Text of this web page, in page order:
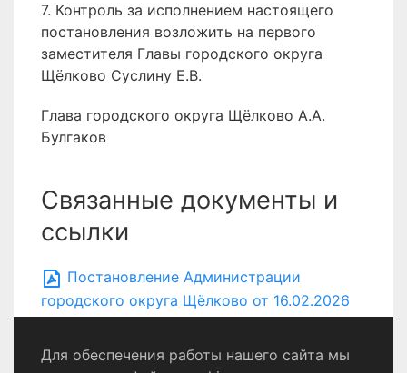
7. Контроль за исполнением настоящего
постановления возложить на первого
заместителя Главы городского округа
Щёлково Суслину Е.В.
Глава городского округа Щёлково А.А.
Булгаков
Связанные документы и
ссылки
Постановление Администрации
городского округа Щёлково от 16.02.2026
№ 413
Для обеспечения работы нашего сайта мы